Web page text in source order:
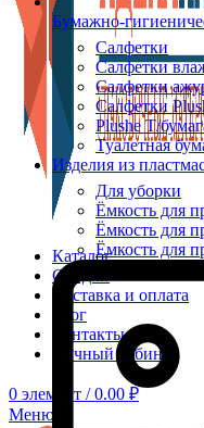
Каталог
Скидки
Доставка и оплата
Блог
Контакты
Личный кабинет
0 элемент / 0.00 ₽
Меню
Бумажно-
Салфетки
Салфетки
Салфетки
Салфетки
Plushe Т/
Туалетная
Изделия из
Для уборки
Ёмкость для
Ёмкость для
Ёмкость для